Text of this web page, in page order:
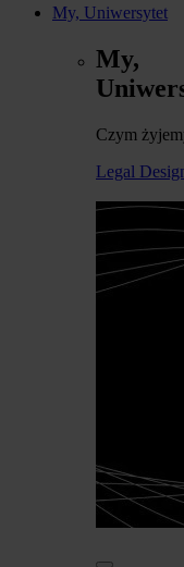
My, Uniwersytet
My,
Czym
Legal